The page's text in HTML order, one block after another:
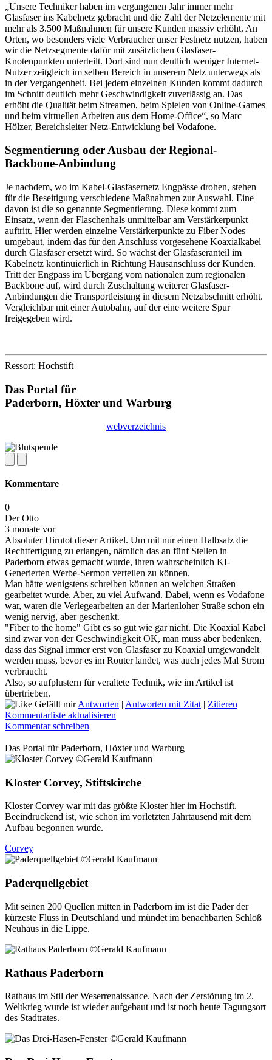
„Unsere Techniker haben im vergangenen Jahr immer mehr
Glasfaser ins Kabelnetz gebracht und die Zahl der Netzelemente mit
mehr als 3.500 Maßnahmen für unsere Kunden massiv erhöht. An
Orten, wo besonders viele Verbraucher unser Festnetz nutzen, haben
wir die Netzsegmente dafür mit zusätzlichen Glasfaser-
Knotenpunkten unterteilt. Dort sind nun deutlich weniger Internet-
Nutzer zeitgleich im selben Bereich in unserem Netz unterwegs als
in der Vergangenheit. Bei jedem einzelnen Kunden kommt dadurch
im Schnitt deutlich mehr Geschwindigkeit zuverlässig an. Das
erhöht die Qualität beim Streamen, beim Spielen von Online-Games
und beim virtuellen Arbeiten aus dem Home-Office“, so Marc
Hölzer, Bereichsleiter Netz-Entwicklung bei Vodafone.
Segmentierung oder Ausbau der Regional-
Backbone-Anbindung
Je nachdem, wo im Kabel-Glasfasernetz Engpässe drohen, stehen
für die Beseitigung verschiedene Maßnahmen zur Auswahl. Eine
davon ist die so genannte Segmentierung. Diese kommt zum
Einsatz, wenn der Flaschenhals unmittelbar am Verstärkerpunkt
auftritt. Hier werden einzelne Verstärkerpunkte zu Fiber Nodes
umgebaut, indem das für den Anschluss vorgesehene Koaxialkabel
durch Glasfaser ersetzt wird. So wächst der Glasfaseranteil im
Kabelnetz kontinuierlich in Richtung Hausanschluss der Kunden.
Tritt der Engpass im Übergang vom nationalen zum regionalen
Backbone auf, wird durch Zuschaltung weiterer Glasfaser-
Anbindungen die Transportleistung in diesem Netzabschnitt erhöht.
Vergleichbar mit einer Autobahn, auf der eine weitere Spur
freigegeben wird.
Ressort: Hochstift
Das Portal für
Paderborn, Höxter und Warburg
webverzeichnis
Kommentare
0
Der Otto
3 monate vor
Absoluter Hirntot dieser Artikel. Um mit nur einen Halbsatz die
Rechtfertigung zu erlangen, nämlich das an fünf Stellen in
Paderborn etwas gemacht wurde, ihren wahrscheinlich KI-
Generierten Werbe-Sermon verteilen zu können.
Man hätte wenigstens schreiben können an welchen Straßen
gearbeitet wurde. Aber, zu viel Aufwand. Dabei, wenn es Vodafone
war, waren die Verlegearbeiten an der Marienloher Straße schon ein
wenig nervig, aber geschenkt.
"Fiber to the home" Gibt es so gut wie gar nicht. Die Koaxial Kabel
sind zwar von der Geschwindigkeit OK, man muss aber bedenken,
dass das Signal immer erst von Glasfaser zu Koaxial umgewandelt
werden muss, bevor es im Router landet, was auch jedes Mal Strom
verbraucht.
Also, so aufplustern für veraltete Technik, wie im Artikel ist
übertrieben.
Gefällt mirAntworten | Antworten mit Zitat | Zitieren
Kommentarliste aktualisieren
Kommentar schreiben
Das Portal fürPaderborn, Höxterund Warburg
Kloster Corvey, Stiftskirche
Kloster Corvey war mit das größte Kloster hier im Hochstift.
Beeindruckend ist, wie schon im vorletzten Jahrtausend mit dem
Aufbau begonnen wurde.
Corvey
Paderquellgebiet
Mit seinen 200 Quellen mitten in Paderborn im ist die Pader der
kürzeste Fluss in Deutschland und mündet im benachbarten Schloß
Neuhaus in die Lippe.
Rathaus Paderborn
Rathaus im Stil der Weserrenaissance. Nach der Zerstörung im 2.
Weltkrieg wurde ist wieder aufgebaut und ist noch heute Tagungsort
des Stadtrates.